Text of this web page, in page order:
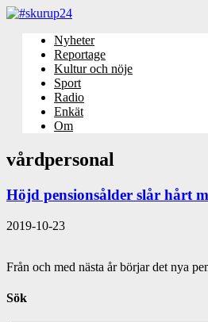
Nyheter
Reportage
Kultur och nöje
Sport
Radio
Enkät
Om
vårdpersonal
Höjd pensionsålder slår hårt
2019-10-23
Från och med nästa år börjar det nya
Sök